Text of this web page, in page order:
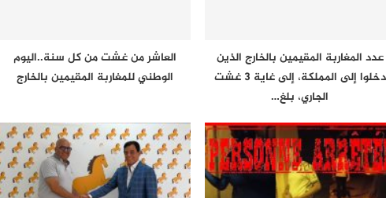
عدد المغاربة المقيمين بالخارج الذين
دخلوا إلى المملكة، إلى غاية 3 غشت
الجاري، بلغ…
العاشر من غشت من كل سنة..اليوم
الوطني للمغاربة المقيمين بالخارج